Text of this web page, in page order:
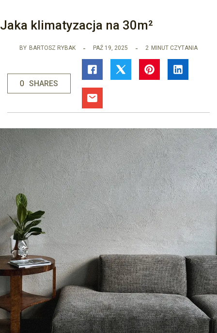
Jaka klimatyzacja na 30m²
BY BARTOSZ RYBAK PAŹ 19, 2025 2 MINUT CZYTANIA
0 SHARES